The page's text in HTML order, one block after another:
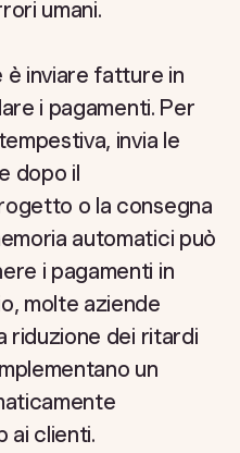
umani.
è inviare fatture in
i pagamenti. Per
invia le
dopo il
o la consegna
automatici può
i pagamenti in
molte aziende
riduzione dei ritardi
un
ai clienti.